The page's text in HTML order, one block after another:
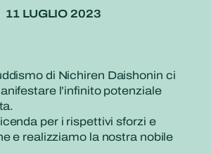
11 LUGLIO 2023
di Nichiren Daishonin ci
l’infinito potenziale
per i rispettivi sforzi e
e realizziamo la nostra nobile